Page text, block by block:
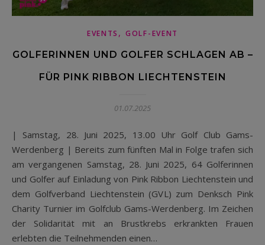
EVENTS ,GOLF-EVENT
GOLFERINNEN UND GOLFER SCHLAGEN AB –
FÜR PINK RIBBON LIECHTENSTEIN
01.07.2025
| Samstag, 28. Juni 2025, 13.00 Uhr Golf Club Gams-
Werdenberg | Bereits zum fünften Mal in Folge trafen sich
am vergangenen Samstag, 28. Juni 2025, 64 Golferinnen
und Golfer auf Einladung von Pink Ribbon Liechtenstein und
dem Golfverband Liechtenstein (GVL) zum Denksch Pink
Charity Turnier im Golfclub Gams-Werdenberg. Im Zeichen
der Solidarität mit an Brustkrebs erkrankten Frauen
erlebten die Teilnehmenden einen…